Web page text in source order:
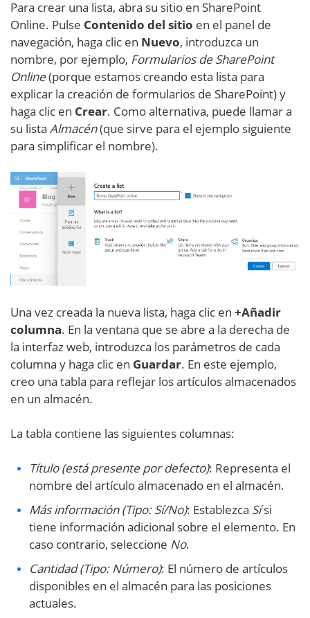
Para crear una lista, abra su sitio en SharePoint
Online. Pulse Contenido del sitio en el panel de
navegación, haga clic en Nuevo, introduzca un
nombre, por ejemplo, Formularios de SharePoint
Online(porque estamos creando esta lista para
explicar la creación de formularios de SharePoint) y
haga clic en Crear. Como alternativa, puede llamar a
su lista Almacén(que sirve para el ejemplo siguiente
para simplificar el nombre).
Una vez creada la nueva lista, haga clic en +Añadir
columna. En la ventana que se abre a la derecha de
la interfaz web, introduzca los parámetros de cada
columna y haga clic en Guardar. En este ejemplo,
creo una tabla para reflejar los artículos almacenados
en un almacén.
La tabla contiene las siguientes columnas:
Título (está presente por defecto): Representa el
nombre del artículo almacenado en el almacén.
Más información (Tipo: Sí/No): Establezca Sísi
tiene información adicional sobre el elemento. En
caso contrario, seleccione No.
Cantidad (Tipo: Número): El número de artículos
disponibles en el almacén para las posiciones
actuales.